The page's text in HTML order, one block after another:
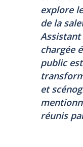
explore
de la
chargée
public
et
réunis